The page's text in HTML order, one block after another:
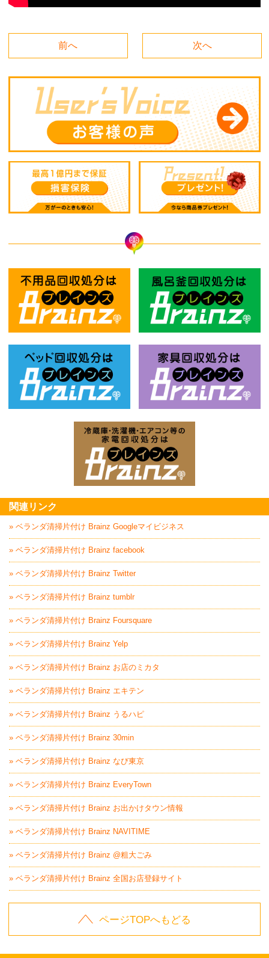
前へ 次へ
関連リンク
» ベランダ清掃片付け Brainz Googleマイビジネス
» ベランダ清掃片付け Brainz facebook
» ベランダ清掃片付け Brainz Twitter
» ベランダ清掃片付け Brainz tumblr
» ベランダ清掃片付け Brainz Foursquare
» ベランダ清掃片付け Brainz Yelp
» ベランダ清掃片付け Brainz お店のミカタ
» ベランダ清掃片付け Brainz エキテン
» ベランダ清掃片付け Brainz うるハピ
» ベランダ清掃片付け Brainz 30min
» ベランダ清掃片付け Brainz なび東京
» ベランダ清掃片付け Brainz EveryTown
» ベランダ清掃片付け Brainz お出かけタウン情報
» ベランダ清掃片付け Brainz NAVITIME
» ベランダ清掃片付け Brainz @粗大ごみ
» ベランダ清掃片付け Brainz 全国お店登録サイト
ページTOPへもどる